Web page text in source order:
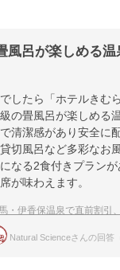
風呂が楽しめる温
したら「ホテルきむ
の畳風呂が楽しめる
清潔感があり安全に
切風呂など多彩なお
なる2食付きプラン
が味わえます。
・伊香保温泉で直前割引、当日割
Natural Scienceさんの回答